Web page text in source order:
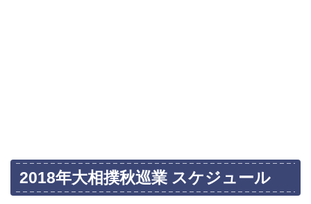
2018年大相撲秋巡業 スケジュール